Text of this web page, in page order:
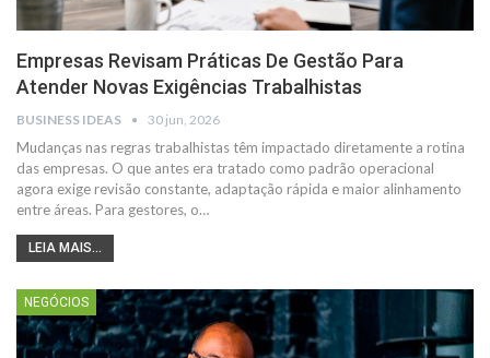
Empresas Revisam Práticas De Gestão Para
Atender Novas Exigências Trabalhistas
BUSINESS IDEAS 30 jun, 2026
Mudanças nas regras trabalhistas têm impactado diretamente a rotina
das empresas. O que antes era tratado como padrão operacional
agora exige revisão constante, adaptação rápida e maior alinhamento
entre áreas. Para gestores, o…
LEIA MAIS...
NEGÓCIOS